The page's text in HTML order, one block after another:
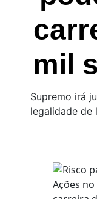
mil
Supremo irá
legalidade de